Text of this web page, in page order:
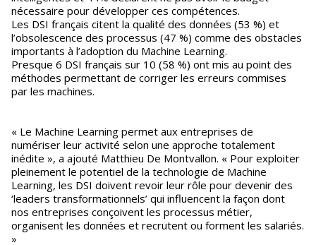
nécessaire pour développer ces compétences.
Les DSI français citent la qualité des données (53 %) et
l’obsolescence des processus (47 %) comme des obstacles
importants à l’adoption du Machine Learning.
Presque 6 DSI français sur 10 (58 %) ont mis au point des
méthodes permettant de corriger les erreurs commises
par les machines.
« Le Machine Learning permet aux entreprises de
numériser leur activité selon une approche totalement
inédite », a ajouté Matthieu De Montvallon. « Pour exploiter
pleinement le potentiel de la technologie de Machine
Learning, les DSI doivent revoir leur rôle pour devenir des
‘leaders transformationnels’ qui influencent la façon dont
nos entreprises conçoivent les processus métier,
organisent les données et recrutent ou forment les salariés.
»